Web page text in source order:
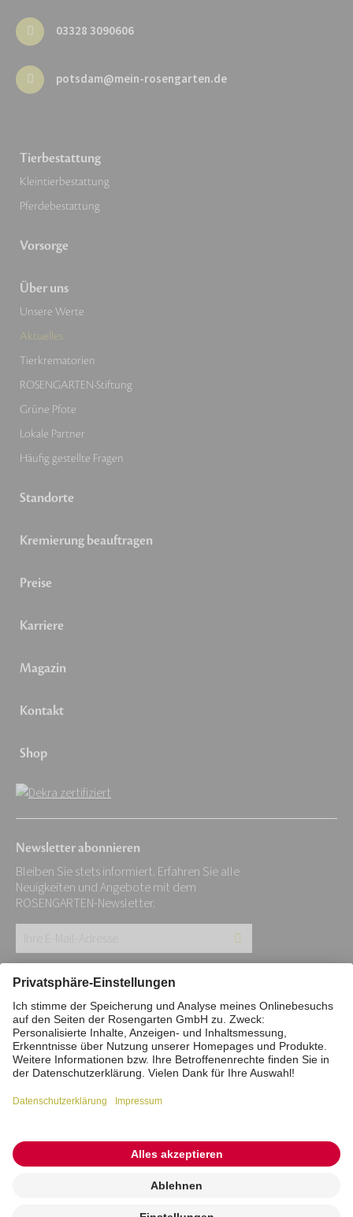
03328 3090606
potsdam@mein-rosengarten.de
Tierbestattung
Kleintierbestattung
Pferdebestattung
Vorsorge
Über uns
Unsere Werte
Aktuelles
Tierkrematorien
ROSENGARTEN-Stiftung
Grüne Pfote
Lokale Partner
Häufig gestellte Fragen
Standorte
Kremierung beauftragen
Preise
Karriere
Magazin
Kontakt
Shop
Newsletter abonnieren
Bleiben Sie stets informiert. Erfahren Sie alle
Neuigkeiten und Angebote mit dem
ROSENGARTEN-Newsletter.
E-
Mail-
Adresse:
*
Impressum Datenschutz
Stiftung
Interne Meldestelle
Zahlungsmittel
Barrierefreiheitserklärung
Vertrag widerrufen
© 2026 ROSENGARTEN-Tierbestattung